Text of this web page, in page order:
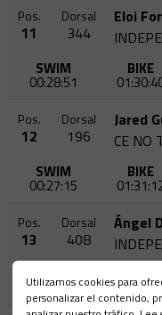
Pos.
11
Dorsal
344
Eloi
SWIM
00:28:51
BIKE
Pos.
12
Dorsal
196
Jared
CE NO
SWIM
00:27:15
BIKE
Pos.
13
Dorsal
408
Ángel
SWIM
00:34:30
BIKE
Utilizamos cookies para
personalizar el contenido,